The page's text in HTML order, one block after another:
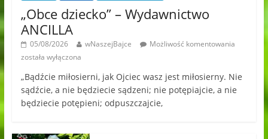
„Obce dziecko” – Wydawnictwo
ANCILLA
05/08/2026 wNaszejBajce
Możliwość komentowania
została wyłączona
„Bądźcie miłosierni, jak Ojciec wasz jest miłosierny. Nie
sądźcie, a nie będziecie sądzeni; nie potępiajcie, a nie
będziecie potępieni; odpuszczajcie,